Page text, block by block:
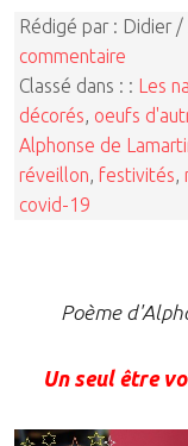
Rédigé par : Didier
commentaire
Classé dans : : Les
décorés oeufs
Alphonse de
réveillon festivités
covid-19
Poème
Un seul être